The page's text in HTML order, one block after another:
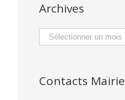
Archives
Archives
Contacts Mairie